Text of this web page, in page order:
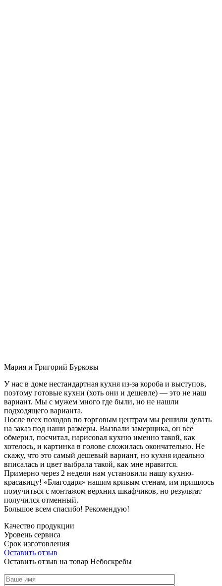
Мария и Григорий Бурковы
У нас в доме нестандартная кухня из-за короба и выступов,
поэтому готовые кухни (хоть они и дешевле) — это не наш
вариант. Мы с мужем много где были, но не нашли
подходящего варианта.
После всех походов по торговым центрам мы решили делать
на заказ под наши размеры. Вызвали замерщика, он все
обмерил, посчитал, нарисовал кухню именно такой, как
хотелось, и картинка в голове сложилась окончательно. Не
скажу, что это самый дешевый вариант, но кухня идеально
вписалась и цвет выбрала такой, как мне нравится.
Примерно через 2 недели нам установили нашу кухню-
красавицу! «Благодаря» нашим кривым стенам, им пришлось
помучиться с монтажом верхних шкафчиков, но результат
получился отменный.
Большое всем спасибо! Рекомендую!
Качество продукции
Уровень сервиса
Срок изготовления
Оставить отзыв
Оставить отзыв на товар Небоскребы